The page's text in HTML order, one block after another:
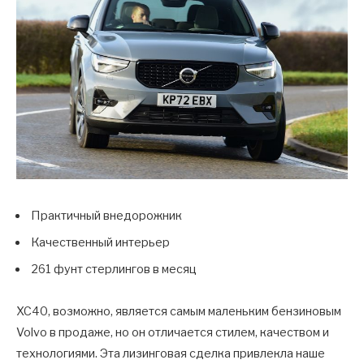
Практичный внедорожник
Качественный интерьер
261 фунт стерлингов в месяц
XC40, возможно, является самым маленьким бензиновым
Volvo в продаже, но он отличается стилем, качеством и
технологиями. Эта лизинговая сделка привлекла наше